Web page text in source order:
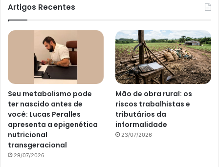
Artigos Recentes
Seu metabolismo pode
ter nascido antes de
você: Lucas Peralles
apresenta a epigenética
nutricional
transgeracional
29/07/2026
Mão de obra rural: os
riscos trabalhistas e
tributários da
informalidade
23/07/2026